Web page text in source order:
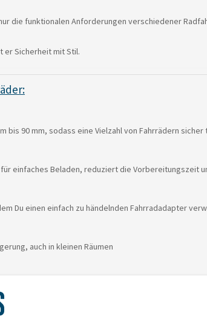
die funktionalen Anforderungen verschiedener
er Sicherheit mit Stil.
bis 90 mm, sodass eine Vielzahl von Fahrrädern
für einfaches Beladen, reduziert die Vorbereitungszeit
Du einen einfach zu händelnden Fahrradadapter
auch in kleinen Räumen
Modell: